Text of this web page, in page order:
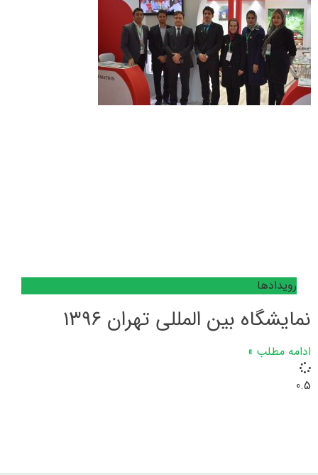
رویدادها
نمایشگاه بین المللی تهران ۱۳۹۶
ادامه مطلب »